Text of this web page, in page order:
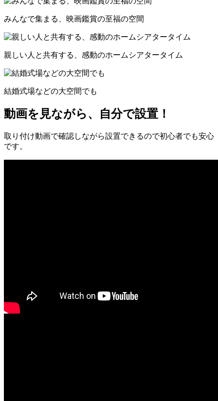
みんなで集まる、映画鑑賞の至福の空間
親しい人と共有する、感動のホームシアタータイム
結婚式場などの大空間でも
動画を見ながら、自分で設置！
取り付け動画で確認しながら設置できるので初心者でも安心
です。